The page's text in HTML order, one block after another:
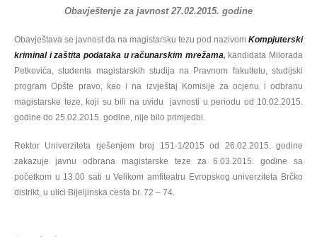
Obavještenje za javnost 27.02.2015. godine
Obavještava se javnost da na magistarsku tezu pod nazivom Kompjuterski
kriminal i zaštita podataka u računarskim mrežama,kandidata Milorada
Petkovića, studenta magistarskih studija na Pravnom fakultetu, studijski
program Opšte pravo, kao i na izvještaj Komisije za ocjenu i odbranu
magistarske teze, koji su bili na uvidu javnosti u periodu od 10.02.2015.
godine do 25.02.2015. godine , nije bilo primjedbi.
Rektor Univerziteta rješenjem broj 151-1/2015od 26.02.2015. godine
zakazuje javnu odbrana magistarske teze za 6.03.2015. godine sa
početkom u 13.00 sati uVelikom amfiteatru Evropskog univerziteta Brčko
distrikt, u ulici Bijeljinska cesta br. 72 – 74.